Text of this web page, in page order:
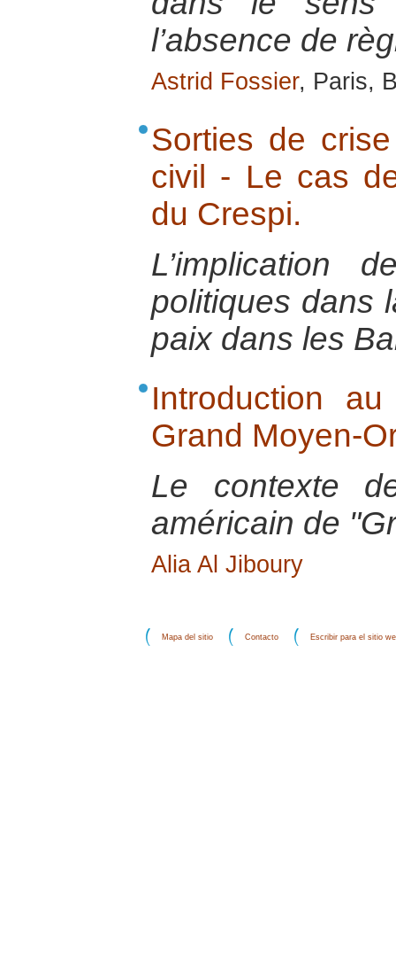
l’absence de
Astrid Fossier, Paris,
Sorties de
civil - Le cas
du Crespi.
L’implication
politiques dans
paix dans les
Introduction
Grand Moyen-
Le contexte
américain de
Alia Al Jiboury
Mapa del sitio Contacto Escribir para el sitio